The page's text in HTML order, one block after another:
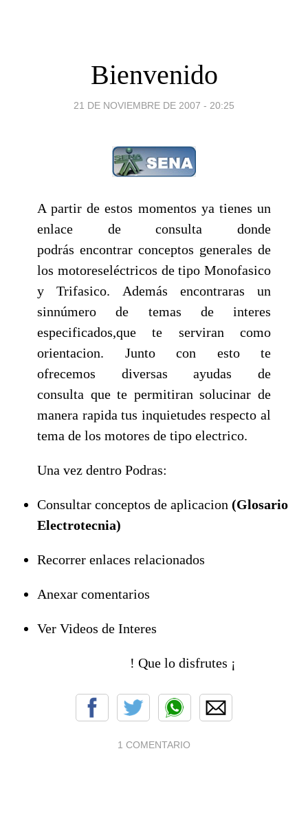
Bienvenido
21 DE NOVIEMBRE DE 2007 - 20:25
A partir de estos momentos ya tienes un
enlace de consulta donde
podrás encontrar conceptos generales de
los motoreseléctricos de tipo Monofasico
y Trifasico. Además encontraras un
sinnúmero de temas de interes
especificados,que te serviran como
orientacion. Junto con esto te
ofrecemos diversas ayudas de
consulta que te permitiran solucinar de
manera rapida tus inquietudes respecto al
tema de los motores de tipo electrico.
Una vez dentro Podras:
Consultar conceptos de aplicacion (Glosario
Electrotecnia)
Recorrer enlaces relacionados
Anexar comentarios
Ver Videos de Interes
! Que lo disfrutes ¡
1 COMENTARIO